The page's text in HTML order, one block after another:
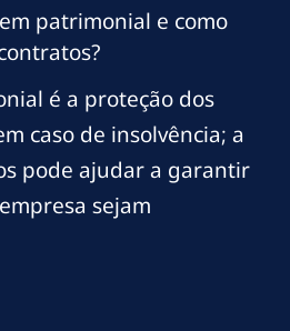
patrimonial e como
é a proteção dos
caso de insolvência; a
pode ajudar a garantir
sejam